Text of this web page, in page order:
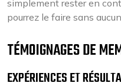
simplement rester en
pourrez le faire sans
TÉMOIGNAGES DE
EXPÉRIENCES ET